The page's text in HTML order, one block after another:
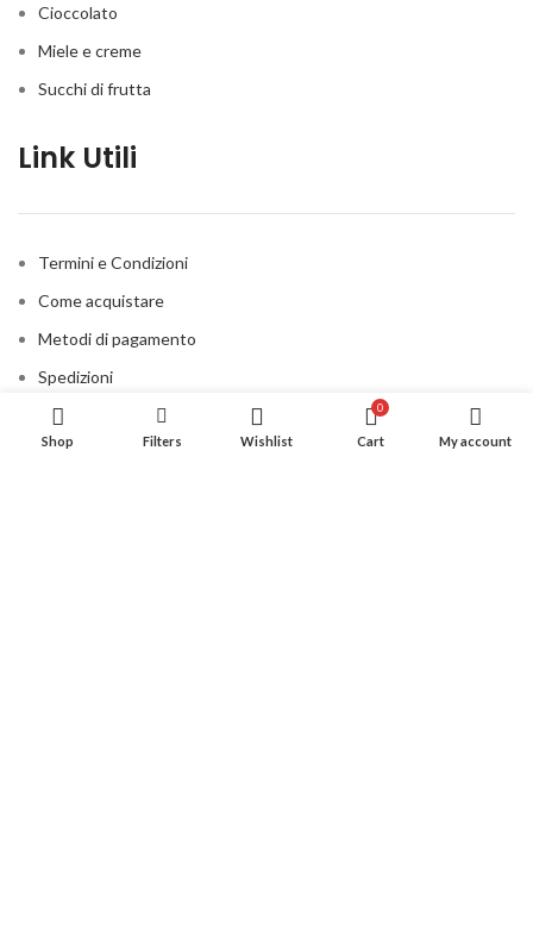
Cioccolato
Miele e creme
Succhi di frutta
Link Utili
Termini e Condizioni
Come acquistare
Metodi di pagamento
Spedizioni
Privacy Policy
Cookie Policy
Shop Filters Wishlist
0
Cart My account